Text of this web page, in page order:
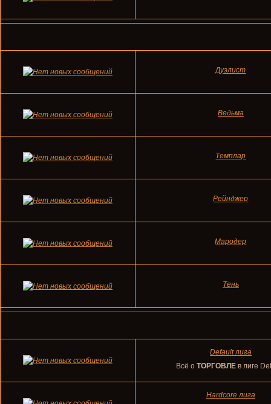
Дуэлист
Ведьма
Темплар
Рейнджер
Мародер
Тень
Default лига
Всё о ТОРГОВЛЕ в лиге
Hardcore лига